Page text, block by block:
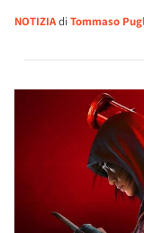
NOTIZIAdi Tommaso